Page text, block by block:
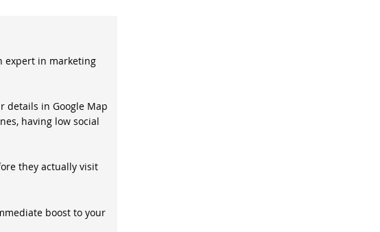
expert in marketing
details in Google Map
having low social
they actually visit
boost to your